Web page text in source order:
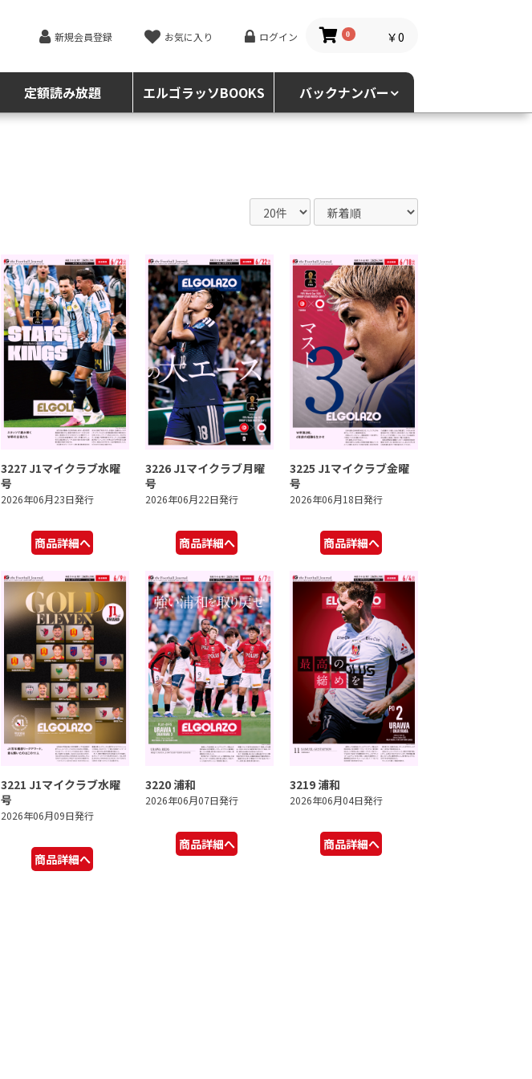
新規会員登録 お気に入り ログイン 0 ￥0
定額読み放題 エルゴラッソBOOKS バックナンバー
3227 J1マイクラブ水曜
号
2026年06月23日発行
商品詳細へ
3226 J1マイクラブ月曜
号
2026年06月22日発行
商品詳細へ
3225 J1マイクラブ金曜
号
2026年06月18日発行
商品詳細へ
3221 J1マイクラブ水曜
号
2026年06月09日発行
商品詳細へ
3220 浦和
2026年06月07日発行
商品詳細へ
3219 浦和
2026年06月04日発行
商品詳細へ